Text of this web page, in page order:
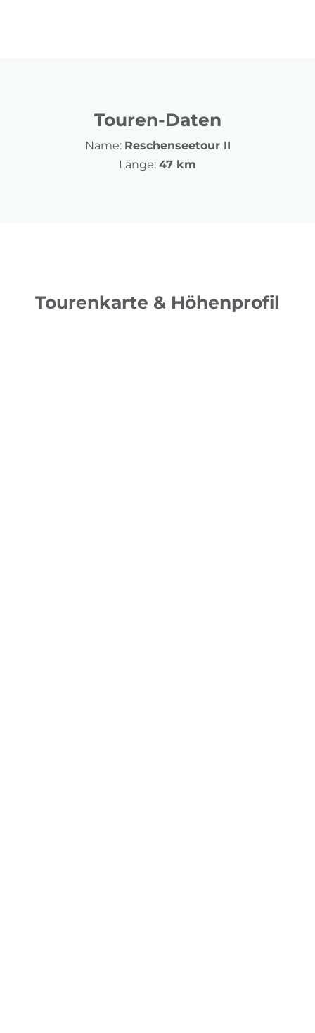
Touren-Daten
Name: Reschenseetour II
Länge: 47 km
Tourenkarte & Höhenprofil